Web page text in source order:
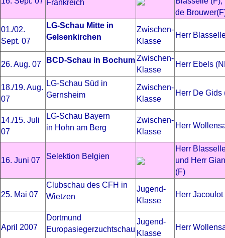
Frankreich
de
01./02.
Sept. 07
LG-Schau Mitte in
Gelsenkirchen
Zwischen-
Klasse
Herr
26. Aug. 07 BCD-Schau in BochumZwischen-
Klasse
Herr Ebels
18./19. Aug.
07
LG-Schau Süd in
Gernsheim
Zwischen-
Klasse
Herr De Gids
14./15. Juli
07
LG-Schau Bayern
in Hohn am Berg
Zwischen-
Klasse
Herr
16. Juni 07 Selektion Belgien
Herr
und Herr
(F)
25. Mai 07
Clubschau des CFH in
Wietzen
Jugend-
Klasse
Herr Jacoulot
April 2007
Dortmund
Europasiegerzuchtschau
Jugend-
Klasse
Herr